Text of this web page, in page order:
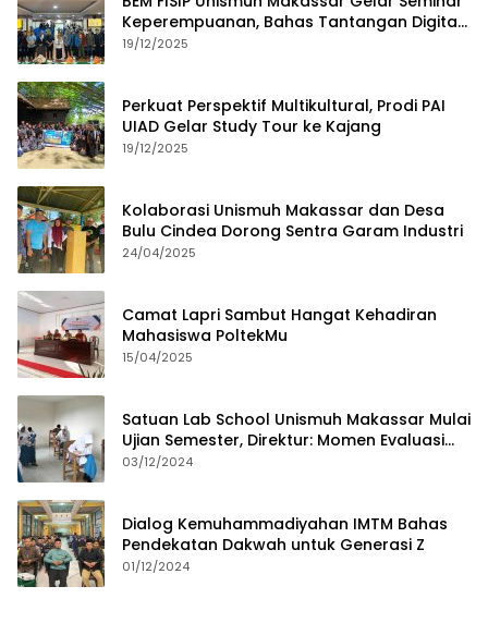
Keperempuanan, Bahas Tantangan Digital
dan Budaya Lokal
19/12/2025
Perkuat Perspektif Multikultural, Prodi PAI
UIAD Gelar Study Tour ke Kajang
19/12/2025
Kolaborasi Unismuh Makassar dan Desa
Bulu Cindea Dorong Sentra Garam Industri
24/04/2025
Camat Lapri Sambut Hangat Kehadiran
Mahasiswa PoltekMu
15/04/2025
Satuan Lab School Unismuh Makassar Mulai
Ujian Semester, Direktur: Momen Evaluasi
Proses Pembelajaran
03/12/2024
Dialog Kemuhammadiyahan IMTM Bahas
Pendekatan Dakwah untuk Generasi Z
01/12/2024